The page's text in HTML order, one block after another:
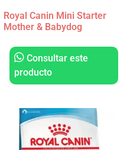
Royal Canin Mini Starter
Mother & Babydog
Consultar este
producto